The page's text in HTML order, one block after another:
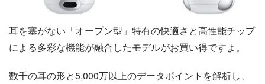
耳を塞がない「オープン型」特有の快適さと高性能チップ
による多彩な機能が融合したモデルがお買い得ですよ。
数千の耳の形と5,000万以上のデータポイントを解析し、